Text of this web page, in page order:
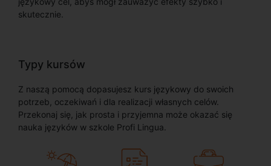
skutecznie.
Typy kursów
Z naszą pomocą dopasujesz kurs językowy do swoich
potrzeb, oczekiwań i dla realizacji własnych celów.
Przekonaj się, jak prosta i przyjemna może okazać się
nauka języków w szkole Profi Lingua.